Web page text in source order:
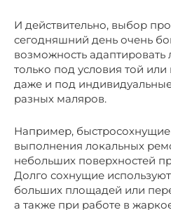
И действительно, выбор
сегодняшний день очень
возможность
только под условия той
даже и под
разных маляров.
Например,
выполнения локальных
небольших поверхностей
Долго сохнущие
больших площадей или
а также при работе в